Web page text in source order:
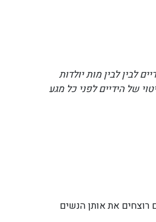
לבין לבין מות יולדות
של הידיים לפני כל מגע
את אותן הנשים